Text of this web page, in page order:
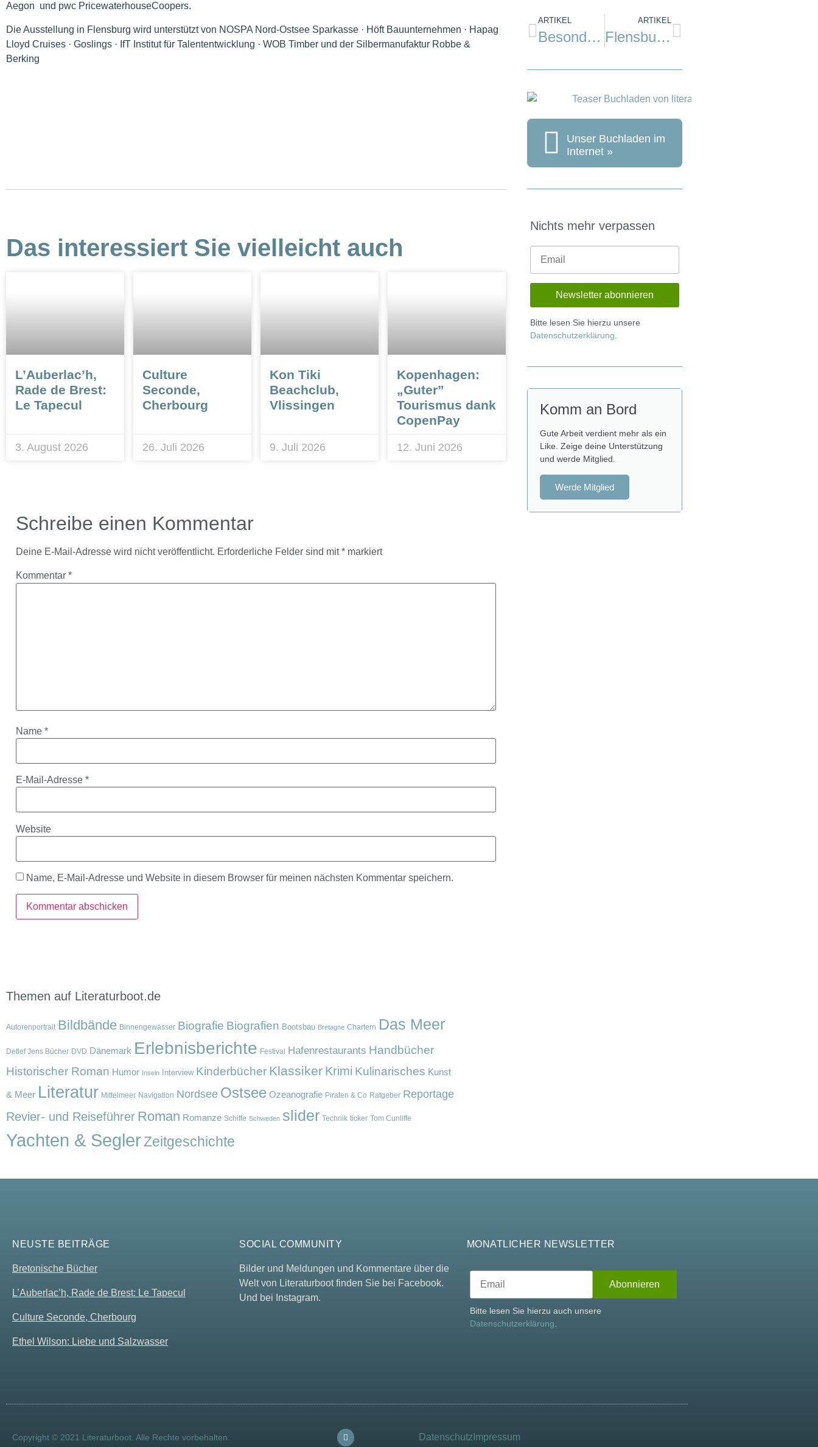
Aegon und pwc PricewaterhouseCoopers.
Die Ausstellung in Flensburg wird unterstützt von NOSPA Nord-Ostsee Sparkasse · Höft Bauunternehmen · Hapag
Lloyd Cruises · Goslings · IfT Institut für Talententwicklung · WOB Timber und der Silbermanufaktur Robbe &
Berking
Das interessiert Sie vielleicht auch
L’Auberlac’h,
Rade de Brest:
Le Tapecul
3. August 2026
Culture
Seconde,
Cherbourg
26. Juli 2026
Kon Tiki
Beachclub,
Vlissingen
9. Juli 2026
Kopenhagen:
„Guter”
Tourismus dank
CopenPay
12. Juni 2026
Schreibe einen Kommentar
Deine E-Mail-Adresse wird nicht veröffentlicht. Erforderliche Felder sind mit* markiert
Kommentar *
Name *
E-Mail-Adresse *
Website
Name, E-Mail-Adresse und Website in diesem Browser für meinen nächsten Kommentar speichern.
ARTIKEL
Besondere Bilder von Nico Krauss in Kappeln
ARTIKEL
Flensburger Förde: Großer Genuss auf kleinem Törn
Unser Buchladen im
Internet »
Nichts mehr verpassen
Bitte lesen Sie hierzu unsere
Datenschutzerklärung
Komm an Bord
Gute Arbeit verdient mehr als ein
Like. Zeige deine Unterstützung
und werde Mitglied.
Werde Mitglied
Themen auf Literaturboot.de
Autorenportrait Bildbände Binnengewässer Biografie Biografien Bootsbau Bretagne Chartern Das Meer
Detlef Jens Bücher DVD Dänemark Erlebnisberichte Festival Hafenrestaurants Handbücher
Historischer Roman Humor Inseln Interview Kinderbücher Klassiker Krimi Kulinarisches Kunst
& Meer Literatur Mittelmeer Navigation Nordsee Ostsee Ozeanografie Piraten & Co Ratgeber Reportage
Revier- und Reiseführer Roman Romanze Schiffe Schweden slider Technik ticker Tom Cunliffe
Yachten & SeglerZeitgeschichte
NEUSTE BEITRÄGE
Bretonische Bücher
L’Auberlac’h, Rade de Brest: Le Tapecul
Culture Seconde, Cherbourg
Ethel Wilson: Liebe und Salzwasser
SOCIAL COMMUNITY
Bilder und Meldungen und Kommentare über die
Welt von Literaturboot finden Sie bei Facebook.
Und bei Instagram.
MONATLICHER NEWSLETTER
Bitte lesen Sie hierzu auch unsere
Datenschutzerklärung
Copyright © 2021 Literaturboot. Alle Rechte vorbehalten. Datenschutz Impressum